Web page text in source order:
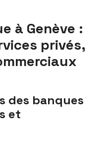
à Genève :
privés,
des banques
et